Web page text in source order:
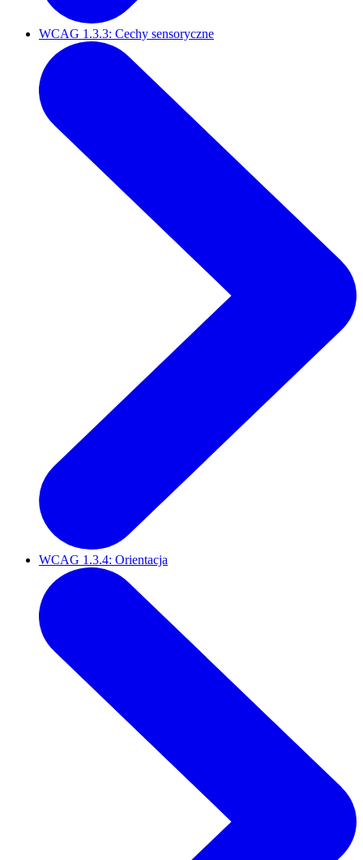
WCAG 1.3.3: Cechy sensoryczne
WCAG 1.3.4: Orientacja